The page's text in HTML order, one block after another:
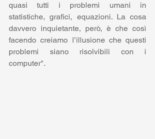
quasi tutti i problemi umani in
statistiche, grafici, equazioni. La cosa
davvero inquietante, però, è che così
facendo creiamo l’illusione che questi
problemi siano risolvibili con i
computer".